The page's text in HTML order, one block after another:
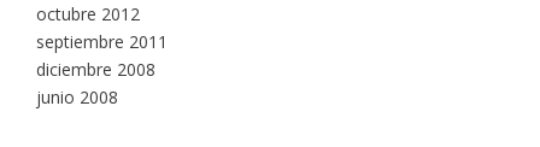
octubre 2012
septiembre 2011
diciembre 2008
junio 2008